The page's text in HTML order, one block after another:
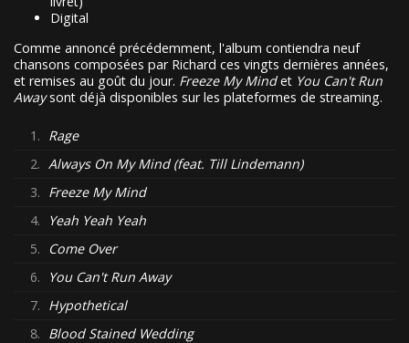
Digital
Comme annoncé précédemment, l'album contiendra neuf
chansons composées par Richard ces vingts dernières années,
et remises au goût du jour. Freeze My Mindet You Can't Run
Awaysont déjà disponibles sur les plateformes de streaming.
1. Rage
2. Always On My Mind (feat. Till Lindemann)
3. Freeze My Mind
4.
Yeah Yeah Yeah
5.
Come Over
6.
You Can't Run Away
7. Hypothetical
8. Blood Stained Wedding